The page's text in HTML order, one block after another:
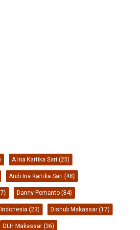
Siap Beroperasi …
A Ina Kartika Sari (25)
Andi Ina Kartika Sari (48)
Danny Pomanto (84)
Indonesia (23) Dishub Makassar (17)
DLH Makassar (36)